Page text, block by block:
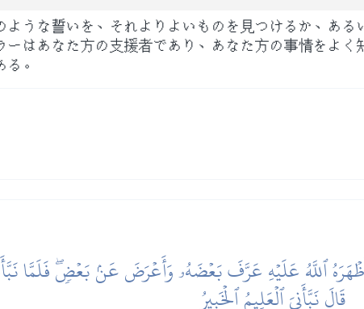
ような誓いを、それよりよいものを見つけるか、あ
ーはあなた方の支援者であり、あなた方の事情をよ
。
ٱللَّهُ عَلَيۡهِ عَرَّفَ بَعۡضَهُۥ وَأَعۡرَضَ عَنۢ بَعۡضٖۖ فَلَمَّا
قَالَ نَبَّأَنِيَ ٱلۡعَلِيمُ ٱلۡخَبِيرُ